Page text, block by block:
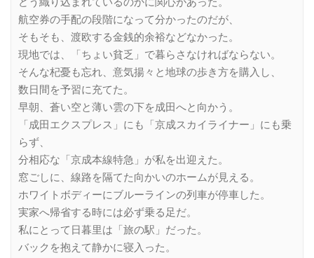
航空券の手配の段階になって分かったのだが、
そもそも、渡欧する金銭的余裕などなかった。
現地では、「ちょい貧乏」で暮らさなければならない。
そんな杞憂も忘れ、意気揚々と地球の歩き方を購入し、
数日間を予習に充てた。
早朝、蒼い空と薄い雲の下を成田へと向かう。
「成田エクスプレス」にも「京成スカイライナー」にも乗
らず、
分相応な「京成本線特急」が私を出迎えた。
窓ごしに、線路を隔てた向かいのホームが見える。
ホワイトボディーにブルーラインの列車が停車した。
実家へ帰省する時には必ず乗る足だ。
私にとって日暮里は「旅の駅」だった。
バックを抱えて静かに寝入った。